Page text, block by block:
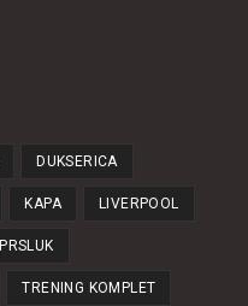
DUKSERICA
KAPA LIVERPOOL
PRSLUK
TRENING KOMPLET